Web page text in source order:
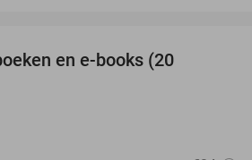
en e-books (20